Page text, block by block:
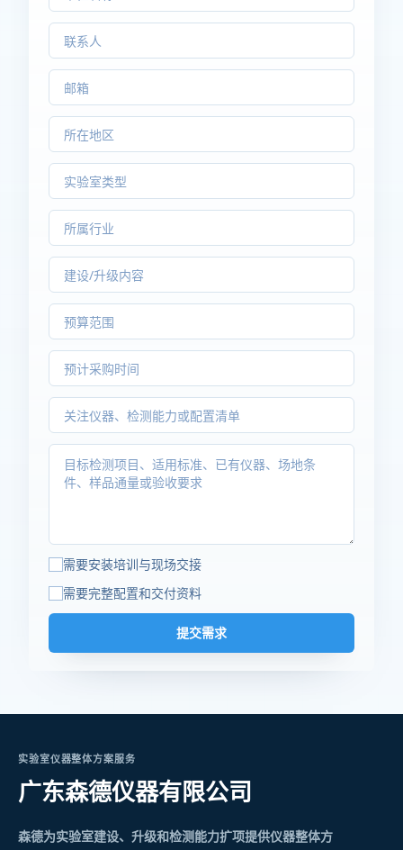
需要安装培训与现场交接
需要完整配置和交付资料
提交需求
实验室仪器整体方案服务
广东森德仪器有限公司
森德为实验室建设、升级和检测能力扩项提供仪器整体方